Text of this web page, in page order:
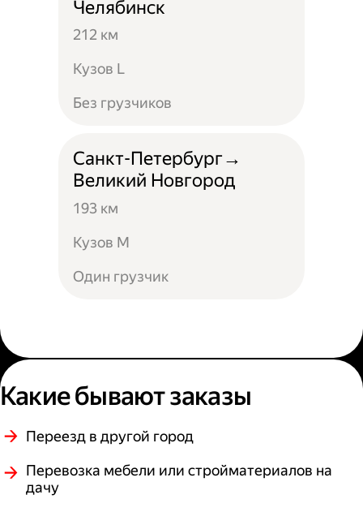
Челябинск
212 км
Кузов L
Без грузчиков
Санкт-Петербург→
Великий Новгород
193 км
Кузов М
Один грузчик
Какие бывают заказы
Переезд в другой город
Перевозка мебели или стройматериалов на
дачу